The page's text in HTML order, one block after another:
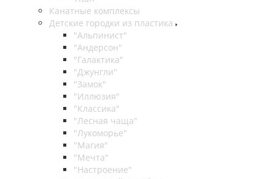
Канатные комплексы
Детские городки из пластика
"Альпинист"
"Андерсон"
"Галактика"
"Джунгли"
"Замок"
"Иллюзия"
"Классика"
"Лесная чаща"
"Лукоморье"
"Магия"
"Мечта"
"Настроение"